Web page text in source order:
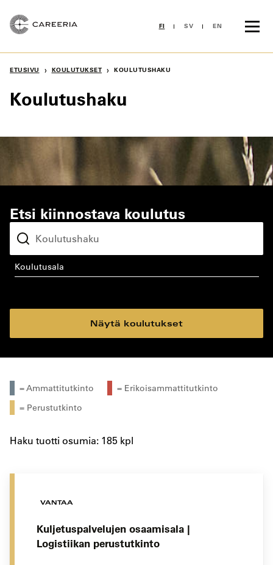
sisältöön
FI SV EN
ETUSIVU › KOULUTUKSET › KOULUTUSHAKU
Koulutushaku
Etsi kiinnostava koulutus
koulutusala
Näytä koulutukset
= Ammattitutkinto
= Erikoisammattitutkinto
= Perustutkinto
Haku tuotti osumia: 185 kpl
VANTAA
Kuljetuspalvelujen osaamisala |
Logistiikan perustutkinto